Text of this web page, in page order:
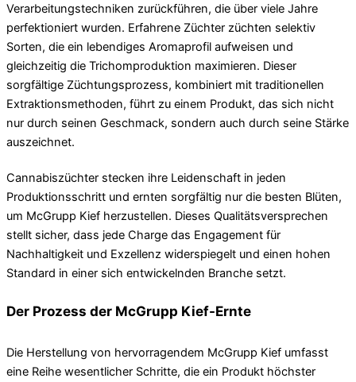
Verarbeitungstechniken zurückführen, die über viele Jahre
perfektioniert wurden. Erfahrene Züchter züchten selektiv
Sorten, die ein lebendiges Aromaprofil aufweisen und
gleichzeitig die Trichomproduktion maximieren. Dieser
sorgfältige Züchtungsprozess, kombiniert mit traditionellen
Extraktionsmethoden, führt zu einem Produkt, das sich nicht
nur durch seinen Geschmack, sondern auch durch seine Stärke
auszeichnet.
Cannabiszüchter stecken ihre Leidenschaft in jeden
Produktionsschritt und ernten sorgfältig nur die besten Blüten,
um McGrupp Kief herzustellen. Dieses Qualitätsversprechen
stellt sicher, dass jede Charge das Engagement für
Nachhaltigkeit und Exzellenz widerspiegelt und einen hohen
Standard in einer sich entwickelnden Branche setzt.
Der Prozess der McGrupp Kief-Ernte
Die Herstellung von hervorragendem McGrupp Kief umfasst
eine Reihe wesentlicher Schritte, die ein Produkt höchster